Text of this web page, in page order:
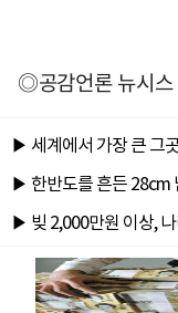
◎공감언론 뉴시스